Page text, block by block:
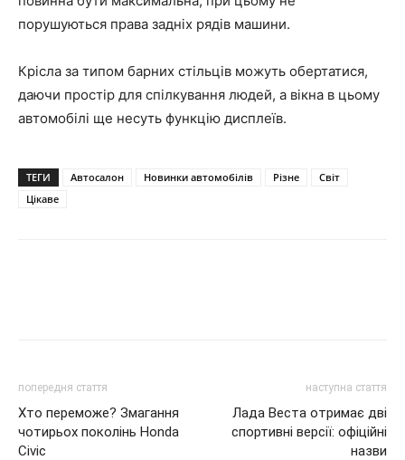
порушуються права задніх рядів машини.
Крісла за типом барних стільців можуть обертатися,
даючи простір для спілкування людей, а вікна в цьому
автомобілі ще несуть функцію дисплеїв.
ТЕГИ Автосалон Новинки автомобілів Різне
Світ
Цікаве
попередня стаття
Хто переможе? Змагання
чотирьох поколінь Honda
Civic
наступна стаття
Лада Веста отримає дві
спортивні версії: офіційні
назви